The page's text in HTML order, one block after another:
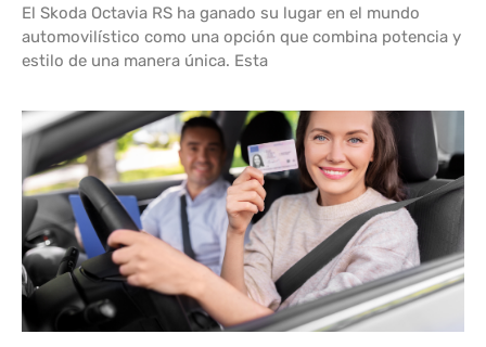
El Skoda Octavia RS ha ganado su lugar en el mundo
automovilístico como una opción que combina potencia y
estilo de una manera única. Esta